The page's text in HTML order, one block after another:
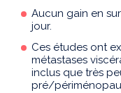
Aucun gain en
jour.
Ces études ont
métastases
inclus que très
pré/